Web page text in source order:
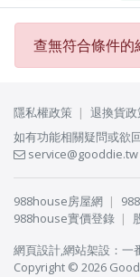
查無符合條件的
隱私權政策 退換貨政
如有功能相關疑問或欲
service@gooddie.tw
988house房屋網
988house實價登錄
網頁設計,網站架設 ： 一
Copyright © 2026